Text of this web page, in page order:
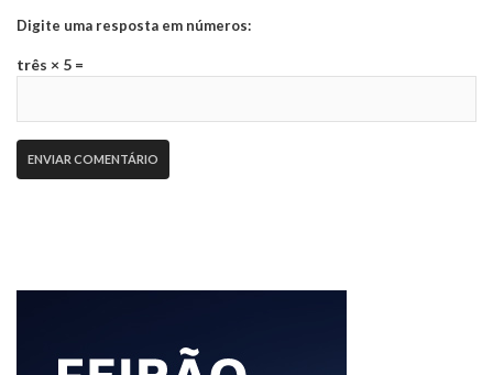
Digite uma resposta em números:
três × 5 =